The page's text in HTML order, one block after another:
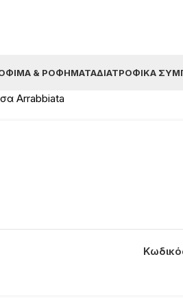
& ΡΟΦΉΜΑΤΑΔΙΑΤΡΟΦΙΚΆ
Arrabbiata